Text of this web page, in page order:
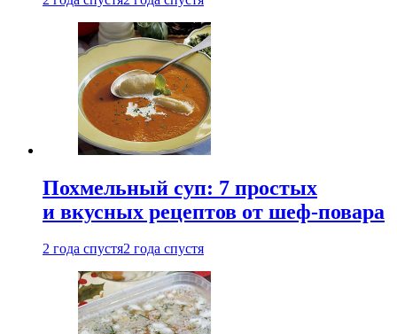
Похмельный суп: 7 простых
и вкусных рецептов от шеф-повара
2 года спустя2 года спустя